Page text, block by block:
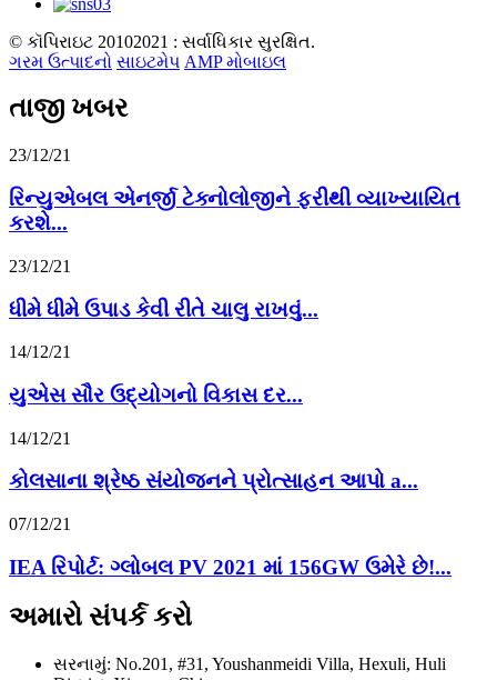
© કૉપિરાઇટ 20102021 : સર્વાધિકાર સુરક્ષિત.
ગરમ ઉત્પાદનો સાઇટમેપ AMP મોબાઇલ
તાજી ખબર
23/12/21
રિન્યુએબલ એનર્જી ટેક્નોલોજીને ફરીથી વ્યાખ્યાયિત
કરશે...
23/12/21
ધીમે ધીમે ઉપાડ કેવી રીતે ચાલુ રાખવું...
14/12/21
યુએસ સૌર ઉદ્યોગનો વિકાસ દર...
14/12/21
કોલસાના શ્રેષ્ઠ સંયોજનને પ્રોત્સાહન આપો a...
07/12/21
IEA રિપોર્ટ: ગ્લોબલ PV 2021 માં 156GW ઉમેરે છે!...
અમારો સંપર્ક કરો
સરનામું: No.201, #31, Youshanmeidi Villa, Hexuli, Huli